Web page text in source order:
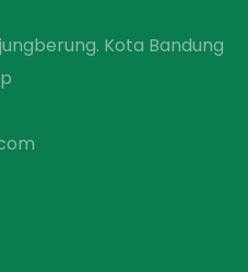
Kota Bandung